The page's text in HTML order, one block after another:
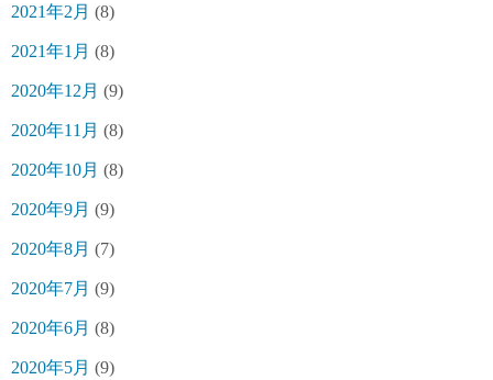
2021年2月 (8)
2021年1月 (8)
2020年12月 (9)
2020年11月 (8)
2020年10月 (8)
2020年9月 (9)
2020年8月 (7)
2020年7月 (9)
2020年6月 (8)
2020年5月 (9)